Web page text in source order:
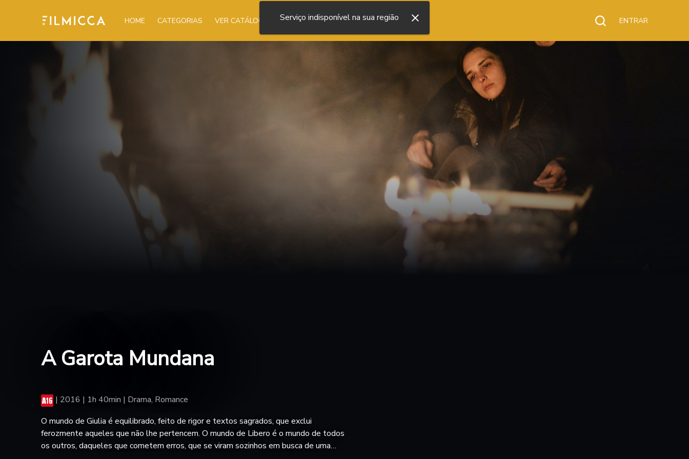
HOME CATEGORIAS VER CATÁLOGO NOSSA LOJA ENTRAR
Serviço indisponível na sua região
A Garota Mundana
| 2016 | 1h 40min | Drama, Romance
O mundo de Giulia é equilibrado, feito de rigor e textos sagrados, que exclui
ferozmente aqueles que não lhe pertencem. O mundo de Libero é o mundo de todos
os outros, daqueles que cometem erros, que se viram sozinhos em busca de uma